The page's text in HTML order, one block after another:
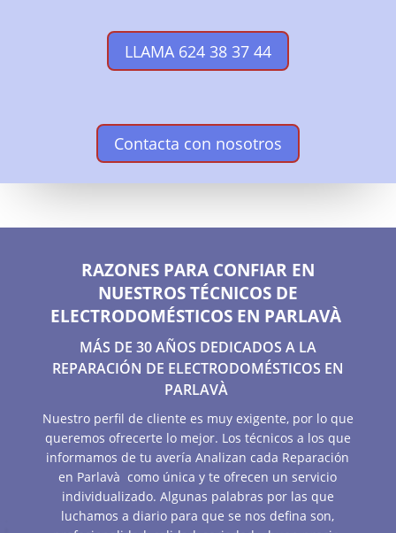
LLAMA 624 38 37 44
Contacta con nosotros
RAZONES PARA CONFIAR EN
NUESTROS TÉCNICOS DE
ELECTRODOMÉSTICOS EN PARLAVÀ
MÁS DE 30 AÑOS DEDICADOS A LA
REPARACIÓN DE ELECTRODOMÉSTICOS EN
PARLAVÀ
Nuestro perfil de cliente es muy exigente, por lo que
queremos ofrecerte lo mejor. Los técnicos a los que
informamos de tu avería Analizan cada Reparación
en Parlavà como única y te ofrecen un servicio
individualizado. Algunas palabras por las que
luchamos a diario para que se nos defina son,